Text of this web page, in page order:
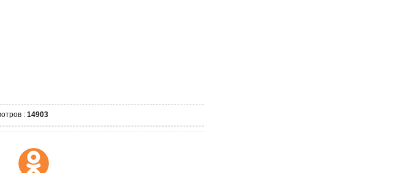
: 14903